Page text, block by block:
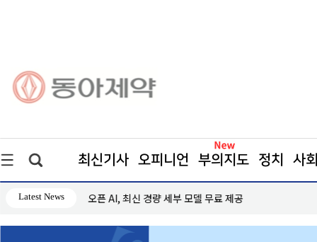
최신기사 오피니언 부의지도 정치 사
Latest News 오픈 AI, 최신 경량 세부 모델 무료 제공